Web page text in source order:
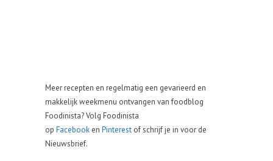
Meer recepten en regelmatig een gevarieerd en
makkelijk weekmenu ontvangen van foodblog
Foodinista? Volg Foodinista
op Facebook en Pinterest of schrijf je in voor de
Nieuwsbrief.